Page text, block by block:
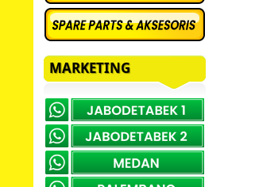
MARKETING